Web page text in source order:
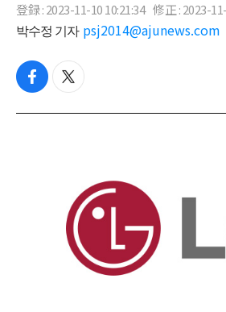
登録 : 2023-11-10 10:21:34 修正 : 2023-
박수정 기자 psj2014@ajunews.com
f
c
t
i